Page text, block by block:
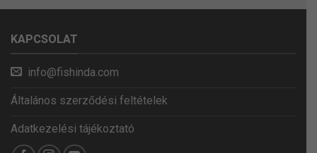
KAPCSOLAT
info@fishinda.com
Általános szerződési feltételek
Adatkezelési tájékoztató